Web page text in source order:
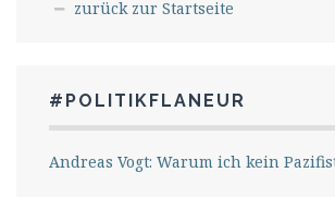
zurück zur Startseite
#POLITIKFLANEUR
Andreas Vogt: Warum ich kein